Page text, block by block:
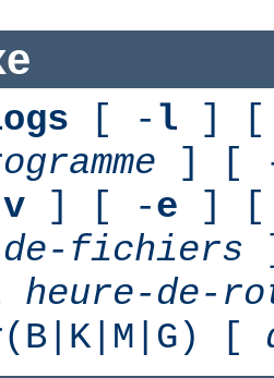
[ - l ] [
] [
v ] [ -e ] [
de-fichiers
heure-de-
(B|K|M|G) [